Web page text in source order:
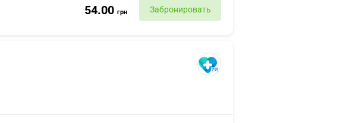
54.00 грн Забронировать